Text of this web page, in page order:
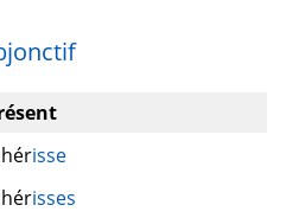
isse
isses